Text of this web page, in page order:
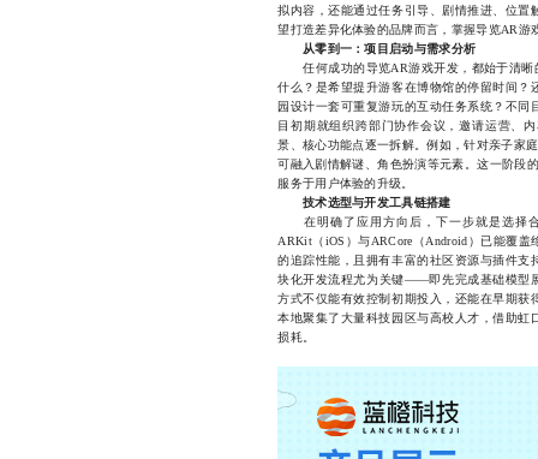
拟内容，还能通过任务引导、剧情推进、位
望打造差异化体验的品牌而言，掌握导览AR游
从零到一：项目启动与需求分析
任何成功的导览AR游戏开发，都始于清晰
什么？是希望提升游客在博物馆的停留时间
园设计一套可重复游玩的互动任务系统？不
目初期就组织跨部门协作会议，邀请运营、
景、核心功能点逐一拆解。例如，针对亲子家
可融入剧情解谜、角色扮演等元素。这一阶段
服务于用户体验的升级。
技术选型与开发工具链搭建
在明确了应用方向后，下一步就是选择合
ARKit（iOS）与ARCore（Android）已能覆
的追踪性能，且拥有丰富的社区资源与插件
块化开发流程尤为关键——即先完成基础模型
方式不仅能有效控制初期投入，还能在早期
本地聚集了大量科技园区与高校人才，借助
损耗。